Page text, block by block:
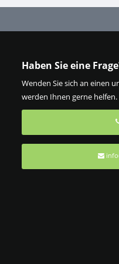
Haben Sie eine
Wenden Sie sich an einen
werden Ihnen gerne helfen.